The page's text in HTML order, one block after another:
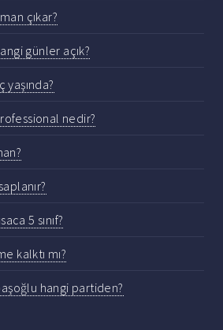
çıkar?
günler açık?
nedir?
5 sınıf?
kalktı mı?
hangi partiden?